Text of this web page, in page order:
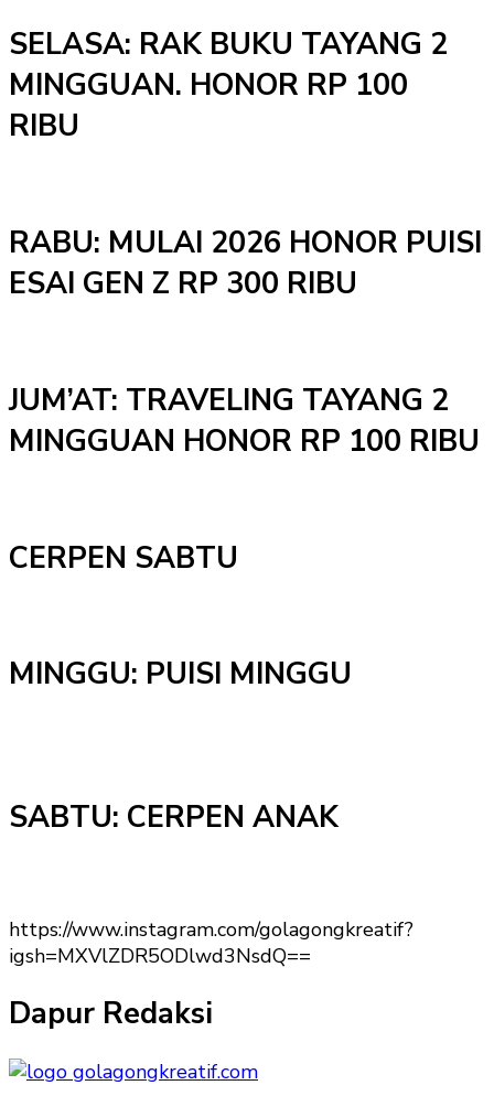
SELASA: RAK BUKU TAYANG 2
MINGGUAN. HONOR RP 100
RIBU
RABU: MULAI 2026 HONOR PUISI
ESAI GEN Z RP 300 RIBU
JUM’AT: TRAVELING TAYANG 2
MINGGUAN HONOR RP 100 RIBU
CERPEN SABTU
MINGGU: PUISI MINGGU
SABTU: CERPEN ANAK
https://www.instagram.com/golagongkreatif?
igsh=MXVlZDR5ODlwd3NsdQ==
Dapur Redaksi